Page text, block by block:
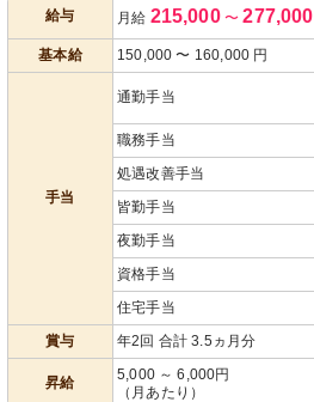
給与 月給 215,000 〜 277,000
基本給 150,000 〜 160,000 円
手当
通勤手当
職務手当
処遇改善手当
皆勤手当
夜勤手当
資格手当
住宅手当
賞与
年2回 合計 3.5ヵ月分
昇給
5,000 ～ 6,000円
（月あたり）